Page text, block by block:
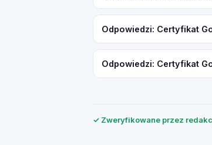
Odpowiedzi: Certyfikat
Odpowiedzi: Certyfikat
✓ Zweryfikowane przez